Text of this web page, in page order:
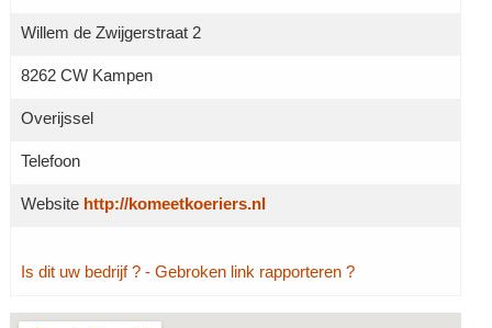
Willem de Zwijgerstraat 2
8262 CW Kampen
Overijssel
Telefoon
Website http://komeetkoeriers.nl
Is dit uw bedrijf ? - Gebroken link rapporteren ?